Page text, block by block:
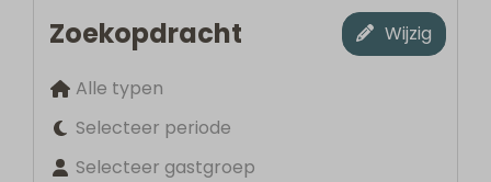
Zoekopdracht Wijzig
Alle typen
Selecteer periode
Selecteer gastgroep